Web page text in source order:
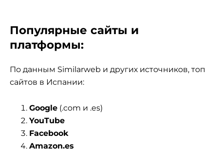
Популярные сайты и
платформы:
По данным Similarweb и других источников, топ
сайтов в Испании:
Google (.com и .es)
YouTube
Facebook
Amazon.es